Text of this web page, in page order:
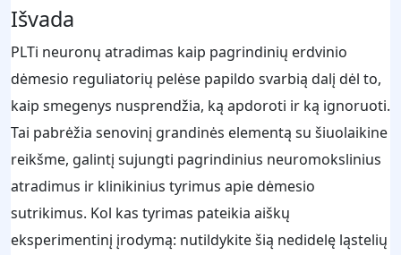
Išvada
PLTi neuronų atradimas kaip pagrindinių erdvinio
dėmesio reguliatorių pelėse papildo svarbią dalį dėl to,
kaip smegenys nusprendžia, ką apdoroti ir ką ignoruoti.
Tai pabrėžia senovinį grandinės elementą su šiuolaikine
reikšme, galintį sujungti pagrindinius neuromokslinius
atradimus ir klinikinius tyrimus apie dėmesio
sutrikimus. Kol kas tyrimas pateikia aiškų
eksperimentinį įrodymą: nutildykite šią nedidelę ląstelių